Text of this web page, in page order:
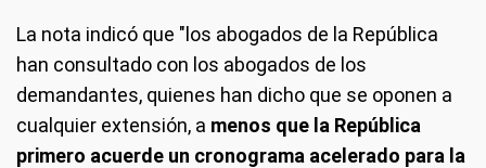
La nota indicó que "los abogados de la República
han consultado con los abogados de los
demandantes, quienes han dicho que se oponen a
cualquier extensión, a menos que la República
primero acuerde un cronograma acelerado para la